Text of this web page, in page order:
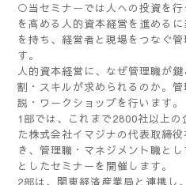
○当セミナーでは人への投資を
を高める人的資本経営を進める
を持ち、経営者と現場をつなぐ
す。
人的資本経営に、なぜ管理職が
割・スキルが求められるのか。
説・ワークショップを行います。
1部では、これまで2800社以上
た株式会社イマジナの代表取締
き、管理職・マネジメント職と
としたセミナーを開催します。
2部は、関東経済産業局と連携し